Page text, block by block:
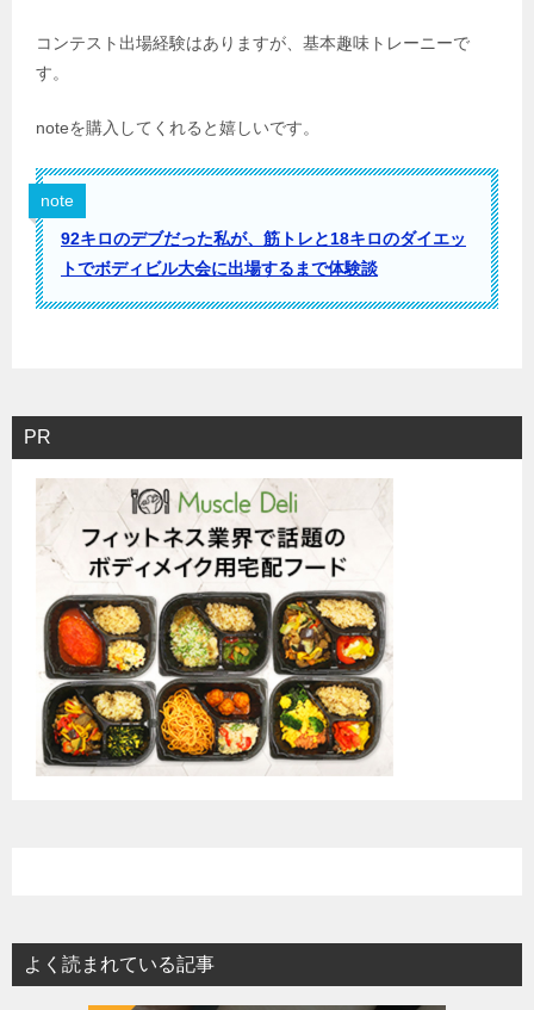
コンテスト出場経験はありますが、基本趣味トレーニーで
す。
noteを購入してくれると嬉しいです。
note
92キロのデブだった私が、筋トレと18キロのダイエッ
トでボディビル大会に出場するまで体験談
PR
よく読まれている記事